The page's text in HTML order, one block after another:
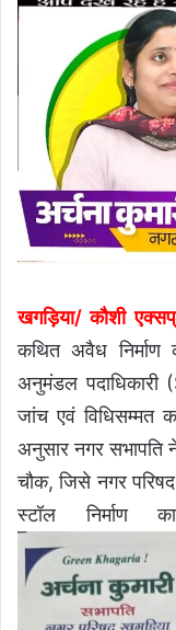
खगड़िया/ कौशी
कथित अवैध निर्माण
अनुमंडल
जांच एवं विधिसम्मत
अनुसार नगर
चौक, जिसे नगर